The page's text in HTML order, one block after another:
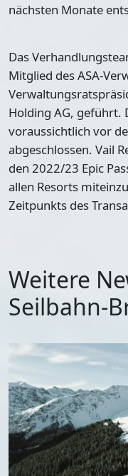
nächsten Monate
Das
Mitglied des ASA-
Holding AG, geführt.
voraussichtlich vor
abgeschlossen. Vail
den 2022/23 Epic
allen Resorts
Zeitpunkts des
Weitere
Seilbahn-